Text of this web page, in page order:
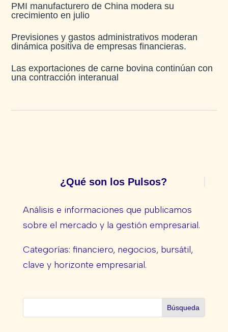
PMI manufacturero de China modera su
crecimiento en julio​
Previsiones y gastos administrativos moderan
dinámica positiva de empresas financieras​.
Las exportaciones de carne bovina continúan con
una contracción interanual
¿Qué son los Pulsos?
Análisis e informaciones que publicamos
sobre el mercado y la gestión empresarial.
Categorías: financiero, negocios, bursátil,
clave y horizonte empresarial.